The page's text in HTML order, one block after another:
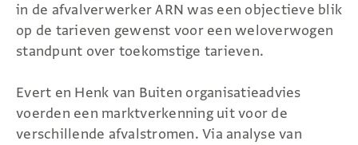
in de afvalverwerker ARN was een objectieve blik
op de tarieven gewenst voor een weloverwogen
standpunt over toekomstige tarieven.
Evert en Henk van Buiten organisatieadvies
voerden een marktverkenning uit voor de
verschillende afvalstromen. Via analyse van